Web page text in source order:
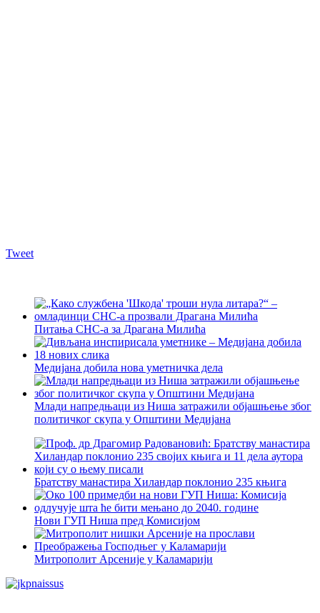
Tweet
Питања СНС-а за Драгана Милића
Медијана добила нова уметничка дела
Млади напредњаци из Ниша затражили објашњење због
политичког скупа у Општини Медијана
Братству манастира Хиландар поклонио 235 књига
Нови ГУП Ниша пред Комисијом
Митрополит Арсеније у Каламарији